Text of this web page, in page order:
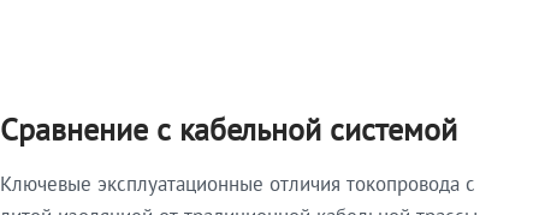
Сравнение с кабельной системой
Ключевые эксплуатационные отличия токопровода с